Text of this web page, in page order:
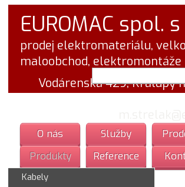
EUROMAC spol. s
prodej elektromateriálu,
maloobchod, elektromontáže
Vodárenská 429, Kralupy
O nás Služby
Produkty
Reference
Kabely